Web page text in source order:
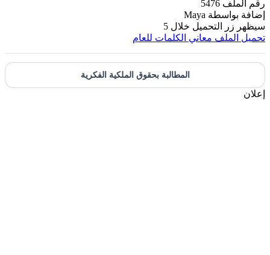
رقم الملف 5476
إضافة بواسطة Maya
سيظهر زر التحميل خلال 5
تحميل الملف معاني الكلمات للعام
المطالبة بحقوق الملكية الفكرية
إعلان